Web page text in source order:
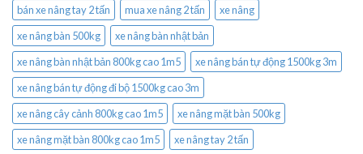
bán xe nâng tay 2 tấn
mua xe nâng 2 tấn
xe nâng
xe nâng bàn 500kg
xe nâng bàn nhật bản
xe nâng bàn nhật bản 800kg cao 1m5
xe nâng bán tự động 1500kg 3m
xe nâng bán tự động đi bộ 1500kg cao 3m
xe nâng cây cảnh 800kg cao 1m5
xe nâng mặt bàn 500kg
xe nâng mặt bàn 800kg cao 1m5
xe nâng tay 2 tấn